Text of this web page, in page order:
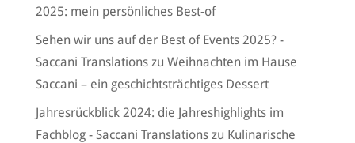
2025: mein persönliches Best-of
Sehen wir uns auf der Best of Events 2025? -
Saccani Translationszu Weihnachten im Hause
Saccani – ein geschichtsträchtiges Dessert
Jahresrückblick 2024: die Jahreshighlights im
Fachblog - Saccani Translationszu Kulinarische